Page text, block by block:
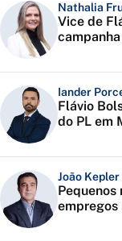
Nathalia
Vice de
campanha
Iander
Flávio
do PL em
João Kepler
Pequenos
empregos